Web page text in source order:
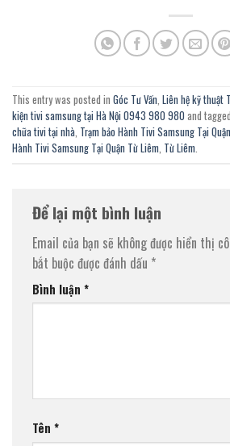
This entry was posted in Góc Tư Vấn, Liên hệ kỹ thuật
kiện tivi samsung tại Hà Nội 0943 980 980 and tagged
chữa tivi tại nhà, Trạm bảo Hành Tivi Samsung Tại
Hành Tivi Samsung Tại Quận Từ Liêm, Từ Liêm.
Để lại một bình luận
Email của bạn sẽ không được hiển thị
bắt buộc được đánh dấu *
Bình luận *
Tên *